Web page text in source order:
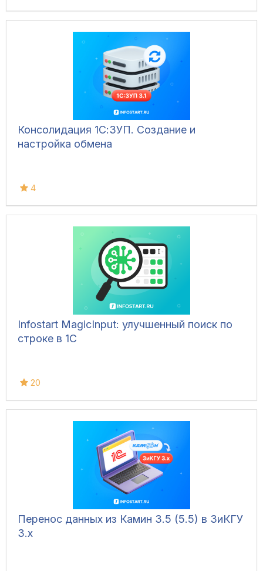
Консолидация 1С:ЗУП. Создание и
настройка обмена
4
Infostart MagicInput: улучшенный поиск по
строке в 1С
20
Перенос данных из Камин 3.5 (5.5) в ЗиКГУ
3.х